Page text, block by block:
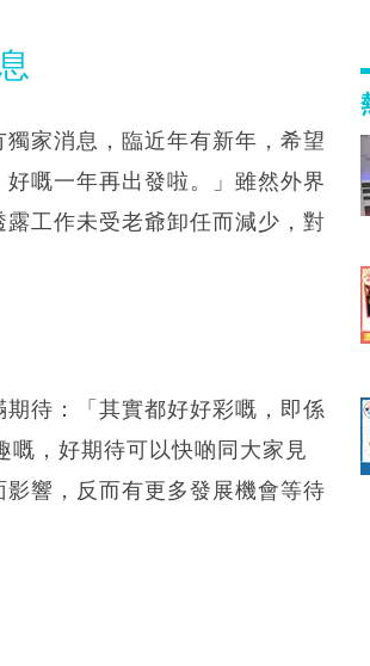
家消息，臨近年有新年，希望
嘅一年再出發啦。」雖然外界
工作未受老爺卸任而減少，對
待：「其實都好好彩嘅，即係
，好期待可以快啲同大家見
響，反而有更多發展機會等待